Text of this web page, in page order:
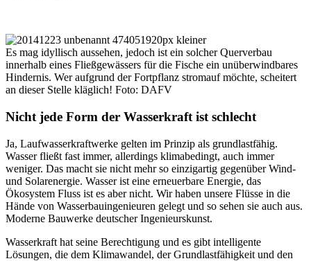
Es mag idyllisch aussehen, jedoch ist ein solcher Querverbau
innerhalb eines Fließgewässers für die Fische ein unüberwindbares
Hindernis. Wer aufgrund der Fortpflanz stromauf möchte, scheitert
an dieser Stelle kläglich! Foto: DAFV
Nicht jede Form der Wasserkraft ist schlecht
Ja, Laufwasserkraftwerke gelten im Prinzip als grundlastfähig.
Wasser fließt fast immer, allerdings klimabedingt, auch immer
weniger. Das macht sie nicht mehr so einzigartig gegenüber Wind-
und Solarenergie. Wasser ist eine erneuerbare Energie, das
Ökosystem Fluss ist es aber nicht. Wir haben unsere Flüsse in die
Hände von Wasserbauingenieuren gelegt und so sehen sie auch aus.
Moderne Bauwerke deutscher Ingenieurskunst.
Wasserkraft hat seine Berechtigung und es gibt intelligente
Lösungen, die dem Klimawandel, der Grundlastfähigkeit und den